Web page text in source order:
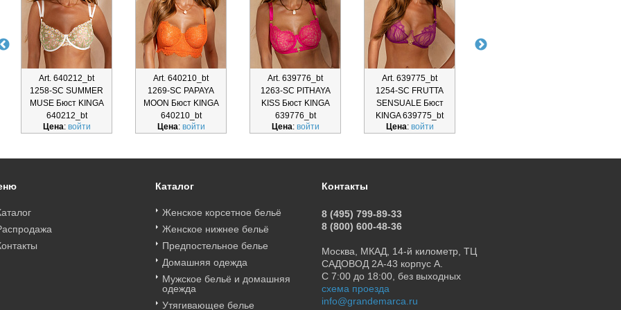
Art. 640212_bt
1258-SC SUMMER
MUSE Бюст KINGA
640212_bt
Цена: войти
Art. 640210_bt
1269-SC PAPAYA
MOON Бюст KINGA
640210_bt
Цена: войти
Art. 639776_bt
1263-SC PITHAYA
KISS Бюст KINGA
639776_bt
Цена: войти
Art. 639775_bt
1254-SC FRUTTA
SENSUALE Бюст
KINGA 639775_bt
Цена: войти
Каталог
Женское корсетное бельё
Женское нижнее бельё
Предпостельное белье
Домашняя одежда
Мужское бельё и домашняя
одежда
Утягивающее белье
Контакты
8 (495) 799-89-33
8 (800) 600-48-36
Москва, МКАД, 14-й километр, ТЦ
САДОВОД 2А-43 корпус А.
С 7:00 до 18:00, без выходных
схема проезда
info@grandemarca.ru